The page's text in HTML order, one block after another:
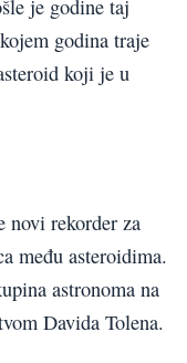
je godine taj
godina traje
koji je u
novi rekorder za
među asteroidima.
astronoma na
Davida Tolena.